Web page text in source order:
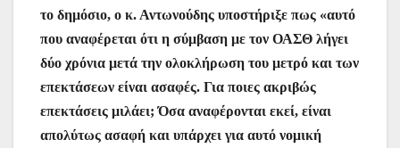
το δημόσιο, ο κ. Αντωνούδης υποστήριξε πως «αυτό
που αναφέρεται ότι η σύμβαση με τον ΟΑΣΘ λήγει
δύο χρόνια μετά την ολοκλήρωση του μετρό και των
επεκτάσεων είναι ασαφές. Για ποιες ακριβώς
επεκτάσεις μιλάει; Όσα αναφέρονται εκεί, είναι
απολύτως ασαφή και υπάρχει για αυτό νομική